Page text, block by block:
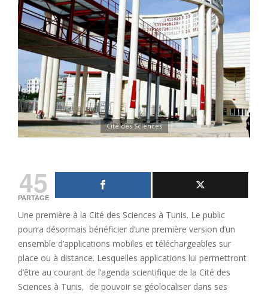
Cité des Sciences
45
PARTAGE
Une première à la Cité des Sciences à Tunis. Le public
pourra désormais bénéficier d’une première version d’un
ensemble d’applications mobiles et téléchargeables sur
place ou à distance. Lesquelles applications lui permettront
d’être au courant de l’agenda scientifique de la Cité des
Sciences à Tunis, de pouvoir se géolocaliser dans ses